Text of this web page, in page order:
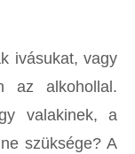
ivásukat, vagy
az alkohollal.
valakinek, a
szüksége? A